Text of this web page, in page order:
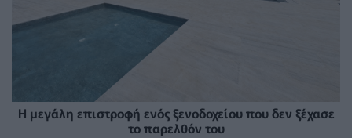
Η μεγάλη επιστροφή ενός ξενοδοχείου που δεν ξέχασε
το παρελθόν του